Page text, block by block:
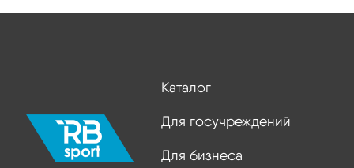
Каталог
Для госучреждений
Для бизнеса